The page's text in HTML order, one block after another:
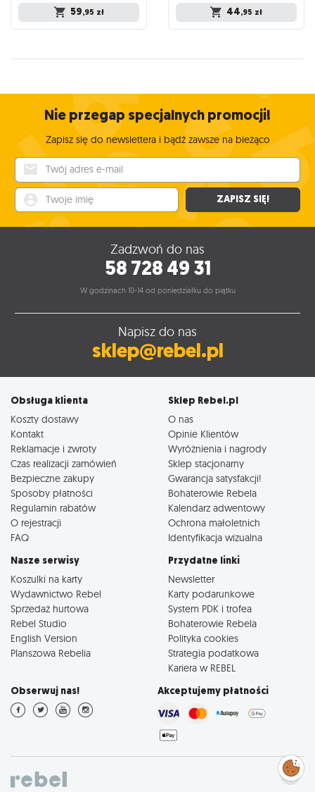
59,95 zł 44,95 zł
Nie przegap specjalnych promocji!
Zapisz się do newslettera i bądź zawsze na bieżąco
ZAPISZ SIĘ!
Zadzwoń do nas
58 728 49 31
W godzinach 10-14 od poniedziałku do piątku
Napisz do nas
sklep@rebel.pl
Obsługa klienta
Koszty dostawy
Kontakt
Reklamacje i zwroty
Czas realizacji zamówień
Bezpieczne zakupy
Sposoby płatności
Regulamin rabatów
O rejestracji
FAQ
Sklep Rebel.pl
O nas
Opinie Klientów
Wyróżnienia i nagrody
Sklep stacjonarny
Gwarancja satysfakcji!
Bohaterowie Rebela
Kalendarz adwentowy
Ochrona małoletnich
Identyfikacja wizualna
Nasze serwisy
Koszulki na karty
Wydawnictwo Rebel
Sprzedaż hurtowa
Rebel Studio
English Version
Planszowa Rebelia
Przydatne linki
Newsletter
Karty podarunkowe
System PDK i trofea
Bohaterowie Rebela
Polityka cookies
Strategia podatkowa
Kariera w REBEL
Obserwuj nas! Akceptujemy płatności
Zarządzaj
preferencjami
cookies